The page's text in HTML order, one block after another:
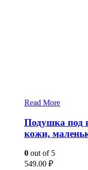
Read More
Подушка под
кожи,
0 out of 5
549.00 ₽